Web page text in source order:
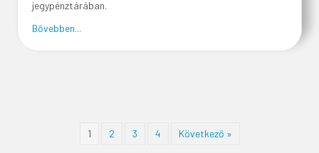
jegypénztárában.
Bővebben...
1 2 3 4 Következő »